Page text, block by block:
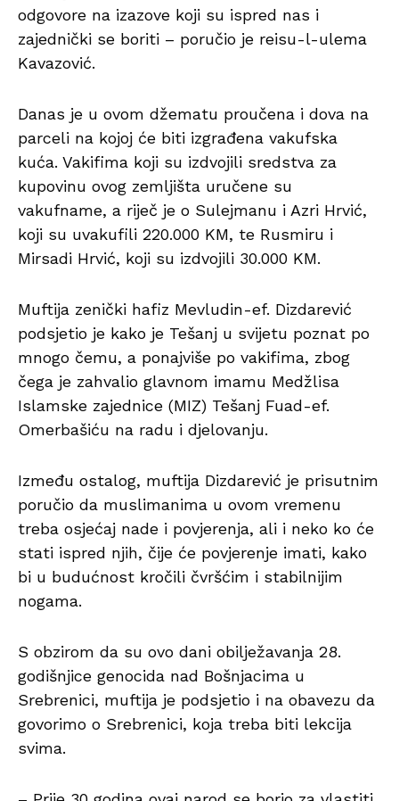
odgovore na izazove koji su ispred nas i
zajednički se boriti – poručio je reisu-l-ulema
Kavazović.
Danas je u ovom džematu proučena i dova na
parceli na kojoj će biti izgrađena vakufska
kuća. Vakifima koji su izdvojili sredstva za
kupovinu ovog zemljišta uručene su
vakufname, a riječ je o Sulejmanu i Azri Hrvić,
koji su uvakufili 220.000 KM, te Rusmiru i
Mirsadi Hrvić, koji su izdvojili 30.000 KM.
Muftija zenički hafiz Mevludin-ef. Dizdarević
podsjetio je kako je Tešanj u svijetu poznat po
mnogo čemu, a ponajviše po vakifima, zbog
čega je zahvalio glavnom imamu Medžlisa
Islamske zajednice (MIZ) Tešanj Fuad-ef.
Omerbašiću na radu i djelovanju.
Između ostalog, muftija Dizdarević je prisutnim
poručio da muslimanima u ovom vremenu
treba osjećaj nade i povjerenja, ali i neko ko će
stati ispred njih, čije će povjerenje imati, kako
bi u budućnost kročili čvršćim i stabilnijim
nogama.
S obzirom da su ovo dani obilježavanja 28.
godišnjice genocida nad Bošnjacima u
Srebrenici, muftija je podsjetio i na obavezu da
govorimo o Srebrenici, koja treba biti lekcija
svima.